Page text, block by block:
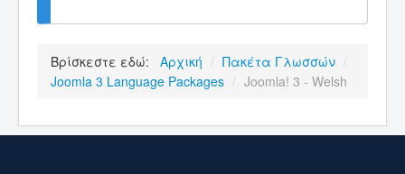
Βρίσκεστε εδώ: Αρχική / Πακέτα Γλωσσών /
Joomla 3 Language Packages / Joomla! 3 - Welsh